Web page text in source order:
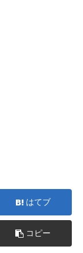
はてブ
コピー